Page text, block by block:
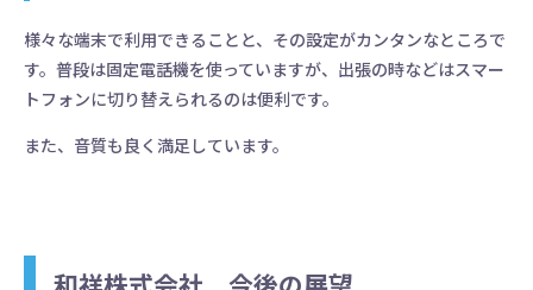
様々な端末で利用できることと、その設定がカンタンなところで
す。普段は固定電話機を使っていますが、出張の時などはスマー
トフォンに切り替えられるのは便利です。
また、音質も良く満足しています。
電話、メール、SNSなどの問い合わせ、
１つの画面で対応
15日間無料トライアル